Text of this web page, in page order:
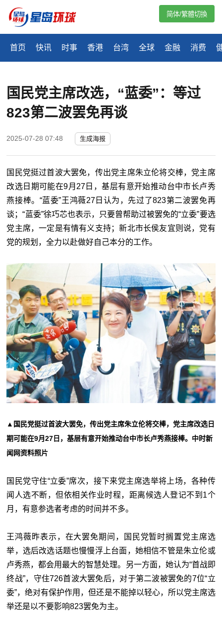
首页 快讯 时事 香港 台湾 全球 金融 消费
简体/繁體切換
国民党主席改选，“蓝委”：等过
823第二波罢免再谈
2025-07-28 07:48 生成海报
国民党挺过首波大罢免，传出党主席朱立伦将交棒，党主席
改选日期可能在9月27日，基层有意开始推动台中市长卢秀
燕接棒。“蓝委”王鸿薇27日认为，先过了823第二波罢免再
谈；“蓝委”徐巧芯也表示，只要曾帮助过被罢免的“立委”要选
党主席，一定是有情有义支持；新北市长侯友宜则说，党有
党的规划，全力以赴做好自己本分的工作。
▲国民党挺过首波大罢免，传出党主席朱立伦将交棒，党主席改选日
期可能在9月27日，基层有意开始推动台中市长卢秀燕接棒。中时新
闻网资料照片
国民党守住“立委”席次，接下来党主席选举将上场，各种传
闻人选不断，但依相关作业时程，距离候选人登记不到1个
月，有意参选者考虑的时间并不多。
王鸿薇昨表示，在大罢免期间，国民党暂时搁置党主席选
举，选后改选话题也慢慢浮上台面，她相信不管是朱立伦或
卢秀燕，都会用最大的智慧处理。另一方面，她认为“首战即
终战”，守住726首波大罢免后，对于第二波被罢免的7位“立
委”，绝对有保护作用，但还是不能掉以轻心，所以党主席选
举还是以不要影响823罢免为主。